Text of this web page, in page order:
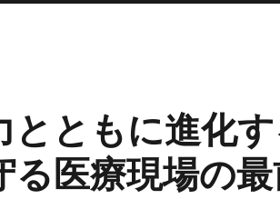
とともに進化
る医療現場の